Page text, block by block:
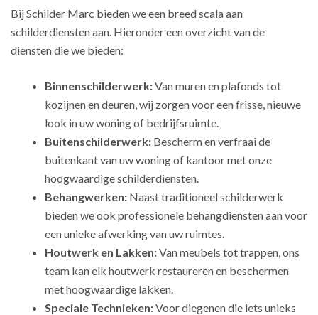
Bij Schilder Marc bieden we een breed scala aan
schilderdiensten aan. Hieronder een overzicht van de
diensten die we bieden:
Binnenschilderwerk:Van muren en plafonds tot
kozijnen en deuren, wij zorgen voor een frisse, nieuwe
look in uw woning of bedrijfsruimte.
Buitenschilderwerk: Bescherm en verfraai de
buitenkant van uw woning of kantoor met onze
hoogwaardige schilderdiensten.
Behangwerken: Naast traditioneel schilderwerk
bieden we ook professionele behangdiensten aan voor
een unieke afwerking van uw ruimtes.
Houtwerk en Lakken:Van meubels tot trappen, ons
team kan elk houtwerk restaureren en beschermen
met hoogwaardige lakken.
Speciale Technieken:Voor diegenen die iets unieks